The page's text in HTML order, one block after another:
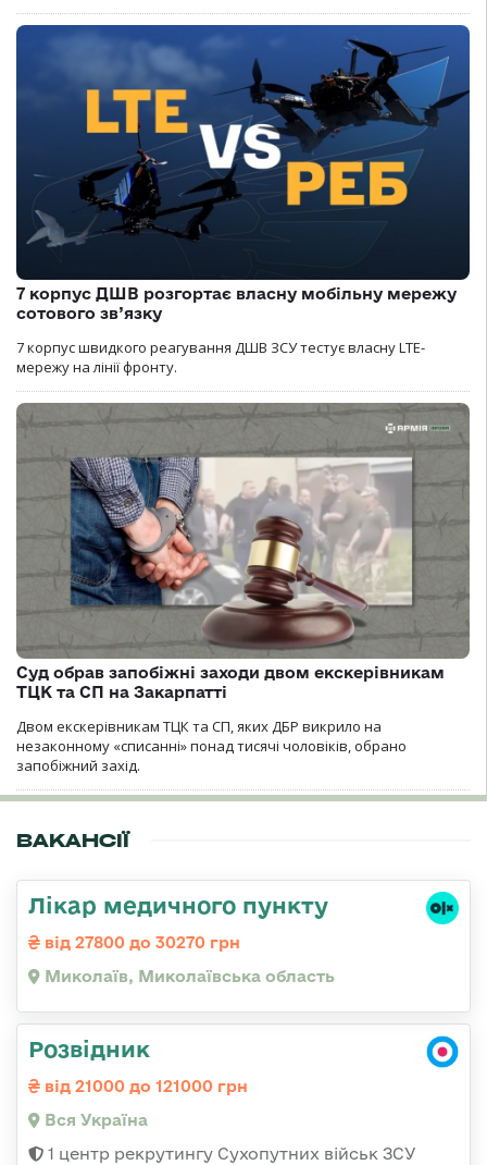
7 корпус ДШВ розгортає власну мобільну мережу
сотового зв’язку
7 корпус швидкого реагування ДШВ ЗСУ тестує власну LTE-
мережу на лінії фронту.
Суд обрав запобіжні заходи двом екскерівникам
ТЦК та СП на Закарпатті
Двом екскерівникам ТЦК та СП, яких ДБР викрило на
незаконному «списанні» понад тисячі чоловіків, обрано
запобіжний захід.
ВАКАНСІЇ
Лікар медичного пункту
від 27800 до 30270 грн
Миколаїв, Миколаївська область
Розвідник
від 21000 до 121000 грн
Вся Україна
1 центр рекрутингу Сухопутних військ ЗСУ